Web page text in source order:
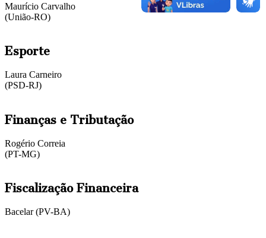
Maurício Carvalho
(União-RO)
Esporte
Laura Carneiro
(PSD-RJ)
Finanças e Tributação
Rogério Correia
(PT-MG)
Fiscalização Financeira
Bacelar (PV-BA)